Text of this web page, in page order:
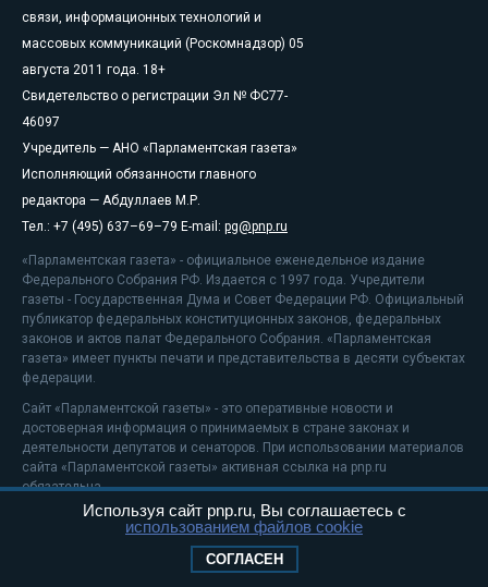
связи, информационных технологий и
массовых коммуникаций (Роскомнадзор) 05
августа 2011 года. 18+
Свидетельство о регистрации Эл № ФС77-
46097
Учредитель — АНО «Парламентская газета»
Исполняющий обязанности главного
редактора — Абдуллаев М.Р.
Тел.: +7 (495) 637–69–79 E-mail: pg@pnp.ru
«Парламентская газета» - официальное еженедельное издание
Федерального Собрания РФ. Издается с 1997 года. Учредители
газеты - Государственная Дума и Совет Федерации РФ. Официальный
публикатор федеральных конституционных законов, федеральных
законов и актов палат Федерального Собрания. «Парламентская
газета» имеет пункты печати и представительства в десяти субъектах
федерации.
Сайт «Парламентской газеты» - это оперативные новости и
достоверная информация о принимаемых в стране законах и
деятельности депутатов и сенаторов. При использовании материалов
сайта «Парламентской газеты» активная ссылка на pnp.ru
обязательна.
На информационном ресурсе применяютсярекомендательные
Положение о защите персональных данных
Используя сайт pnp.ru, Вы соглашаетесь с
использованием файлов cookie
СОГЛАСЕН